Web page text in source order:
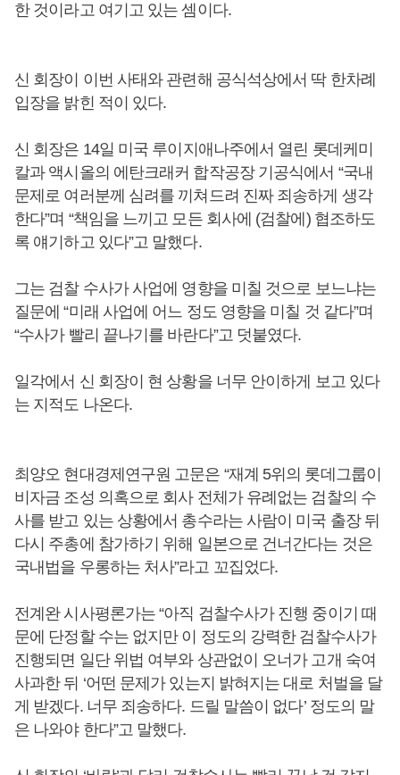
한 것이라고 여기고 있는 셈이다.
신 회장이 이번 사태와 관련해 공식석상에서 딱 한차례
입장을 밝힌 적이 있다.
신 회장은 14일 미국 루이지애나주에서 열린 롯데케미
칼과 액시올의 에탄크래커 합작공장 기공식에서 “국내
문제로 여러분께 심려를 끼쳐드려 진짜 죄송하게 생각
한다”며 “책임을 느끼고 모든 회사에 (검찰에) 협조하도
록 얘기하고 있다”고 말했다.
그는 검찰 수사가 사업에 영향을 미칠 것으로 보느냐는
질문에 “미래 사업에 어느 정도 영향을 미칠 것 같다”며
“수사가 빨리 끝나기를 바란다”고 덧붙였다.
일각에서 신 회장이 현 상황을 너무 안이하게 보고 있다
는 지적도 나온다.
최양오 현대경제연구원 고문은 “재계 5위의 롯데그룹이
비자금 조성 의혹으로 회사 전체가 유례없는 검찰의 수
사를 받고 있는 상황에서 총수라는 사람이 미국 출장 뒤
다시 주총에 참가하기 위해 일본으로 건너간다는 것은
국내법을 우롱하는 처사”라고 꼬집었다.
전계완 시사평론가는 “아직 검찰수사가 진행 중이기 때
문에 단정할 수는 없지만 이 정도의 강력한 검찰수사가
진행되면 일단 위법 여부와 상관없이 오너가 고개 숙여
사과한 뒤 ‘어떤 문제가 있는지 밝혀지는 대로 처벌을 달
게 받겠다. 너무 죄송하다. 드릴 말씀이 없다’ 정도의 말
은 나와야 한다”고 말했다.